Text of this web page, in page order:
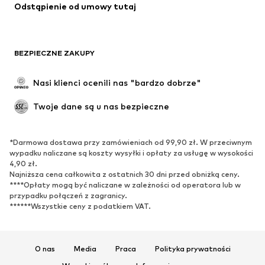
Odstąpienie od umowy tutaj
BEZPIECZNE ZAKUPY
Nasi klienci ocenili nas "bardzo dobrze"
Twoje dane są u nas bezpieczne
*Darmowa dostawa przy zamówieniach od 99,90 zł. W przeciwnym
wypadku naliczane są koszty wysyłki i opłaty za usługę w wysokości
4,90 zł.
Najniższa cena całkowita z ostatnich 30 dni przed obniżką ceny.
****Opłaty mogą być naliczane w zależności od operatora lub w
przypadku połączeń z zagranicy.
******Wszystkie ceny z podatkiem VAT.
O nas Media Praca
Polityka prywatności